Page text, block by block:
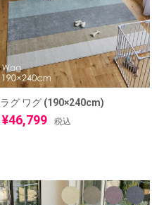
ラグ ワグ (190×240cm)
¥46,799 税込